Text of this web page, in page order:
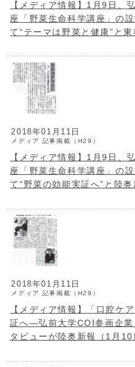
【メディア情報】1月9日、
座「野菜生命科学講座」の
て“テーマは野菜と健康”と
2018年01月11日
メディア 記事掲載（H29）
【メディア情報】1月9日、
座「野菜生命科学講座」の
て“野菜の効能実証へ”と陸
2018年01月11日
メディア 記事掲載（H29）
【メディア情報】「口腔ケ
証へ―弘前大学COI参画企業
タビューが陸奥新報（1月10